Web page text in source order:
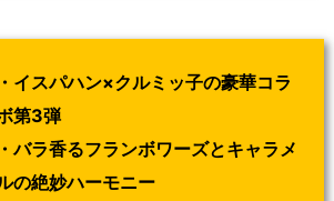
・イスパハン×クルミッ子の豪華コラ
第3弾
・バラ香るフランボワーズとキャラメ
の絶妙ハーモニー